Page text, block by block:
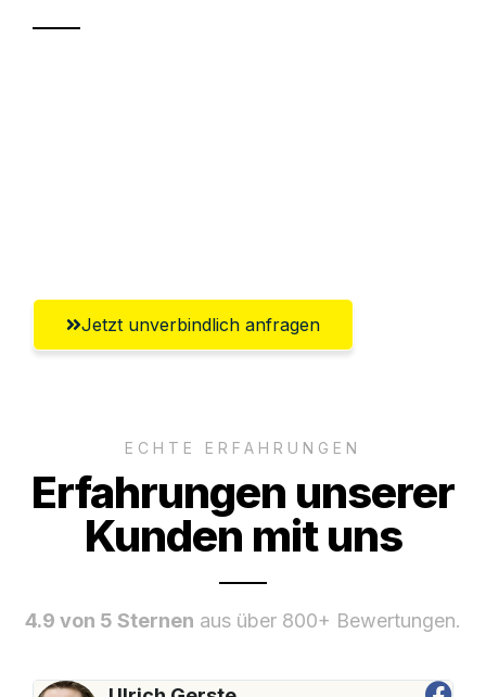
Jetzt unverbindlich anfragen
ECHTE ERFAHRUNGEN
Erfahrungen unserer
Kunden mit uns
4.9 von 5 Sternen aus über 800+ Bewertungen.